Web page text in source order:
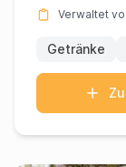
Verwaltet
Getränke